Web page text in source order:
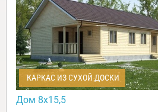
КАРКАС ИЗ СУХОЙ ДОСКИ
Дом 8х15,5